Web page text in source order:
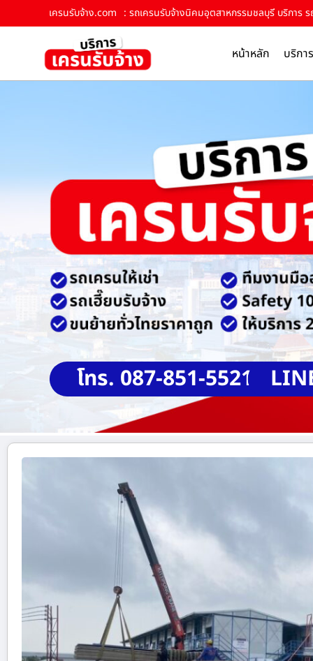
เครนรับจ้าง.com : รถเครนรับจ้างนิคมอุตสาหกรรมชลบุรี บริการ ร
หน้าหลัก บริกา
โทร. 087-851-5521